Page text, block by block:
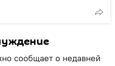
сообщает о недавней